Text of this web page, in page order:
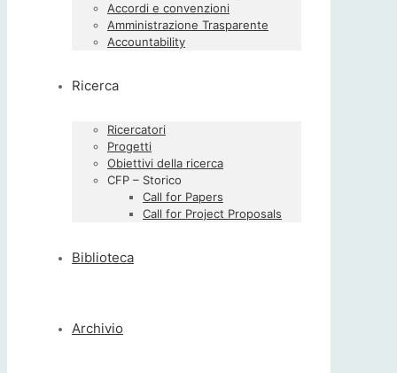
Accordi e convenzioni
Amministrazione Trasparente
Accountability
Ricerca
Ricercatori
Progetti
Obiettivi della ricerca
CFP – Storico
Call for Papers
Call for Project Proposals
Biblioteca
Archivio